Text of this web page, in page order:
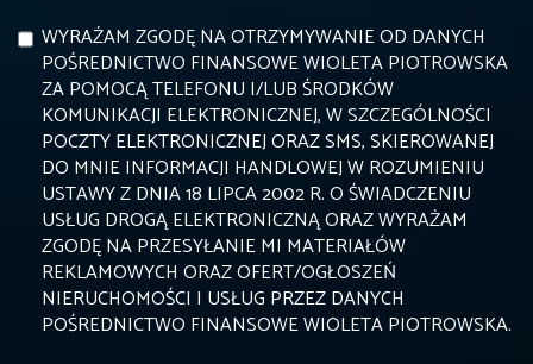
WYRAŻAM ZGODĘ NA OTRZYMYWANIE OD DANYCH
POŚREDNICTWO FINANSOWE WIOLETA PIOTROWSKA
ZA POMOCĄ TELEFONU I/LUB ŚRODKÓW
KOMUNIKACJI ELEKTRONICZNEJ, W SZCZEGÓLNOŚCI
POCZTY ELEKTRONICZNEJ ORAZ SMS, SKIEROWANEJ
DO MNIE INFORMACJI HANDLOWEJ W ROZUMIENIU
USTAWY Z DNIA 18 LIPCA 2002 R. O ŚWIADCZENIU
USŁUG DROGĄ ELEKTRONICZNĄ ORAZ WYRAŻAM
ZGODĘ NA PRZESYŁANIE MI MATERIAŁÓW
REKLAMOWYCH ORAZ OFERT/OGŁOSZEŃ
NIERUCHOMOŚCI I USŁUG PRZEZ DANYCH
POŚREDNICTWO FINANSOWE WIOLETA PIOTROWSKA.